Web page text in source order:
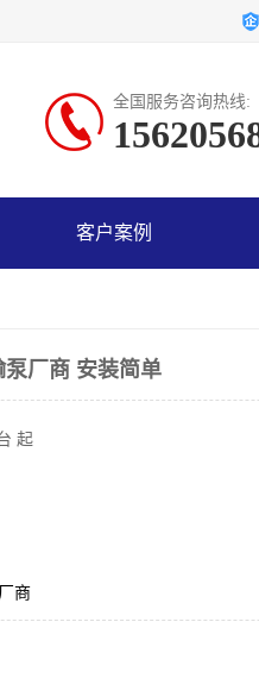
全国服务咨询热线:
客户案例
厂商 安装简单
起
商